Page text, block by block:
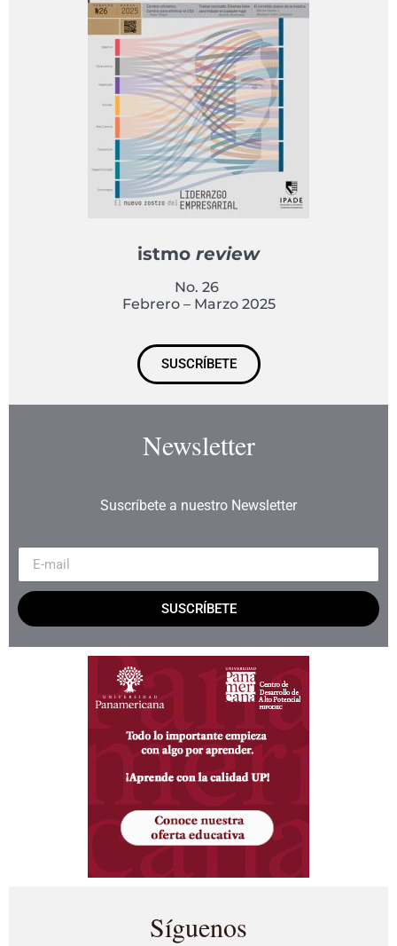
istmo review
No. 26
Febrero – Marzo 2025
SUSCRÍBETE
Newsletter
Suscríbete a nuestro Newsletter
SUSCRÍBETE
Síguenos